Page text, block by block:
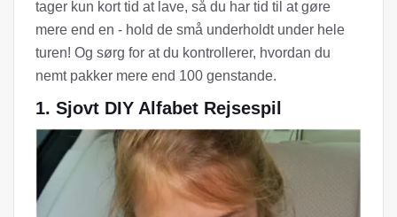
tager kun kort tid at lave, så du har tid til at gøre
mere end en - hold de små underholdt under hele
turen! Og sørg for at du kontrollerer, hvordan du
nemt pakker mere end 100 genstande.
1. Sjovt DIY Alfabet Rejsespil